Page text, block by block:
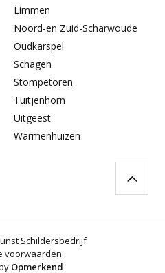
Limmen
Noord-en Zuid-Scharwoude
Oudkarspel
Schagen
Stompetoren
Tuitjenhorn
Uitgeest
Warmenhuizen
Schildersbedrijf
voorwaarden
Opmerkend